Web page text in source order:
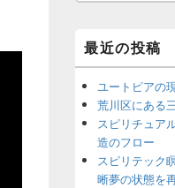
サ
ド
バ
ー
ウ
ィ
ジ
ト
対
最近の投稿
ユートピアの
荒川区にある
スピリチュア
造のフロー
スピリテッ
晰夢の状態を